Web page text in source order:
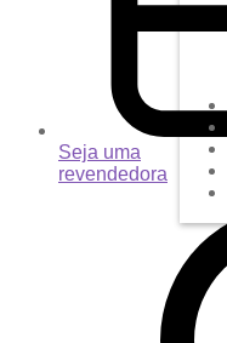
Seja uma
revendedora